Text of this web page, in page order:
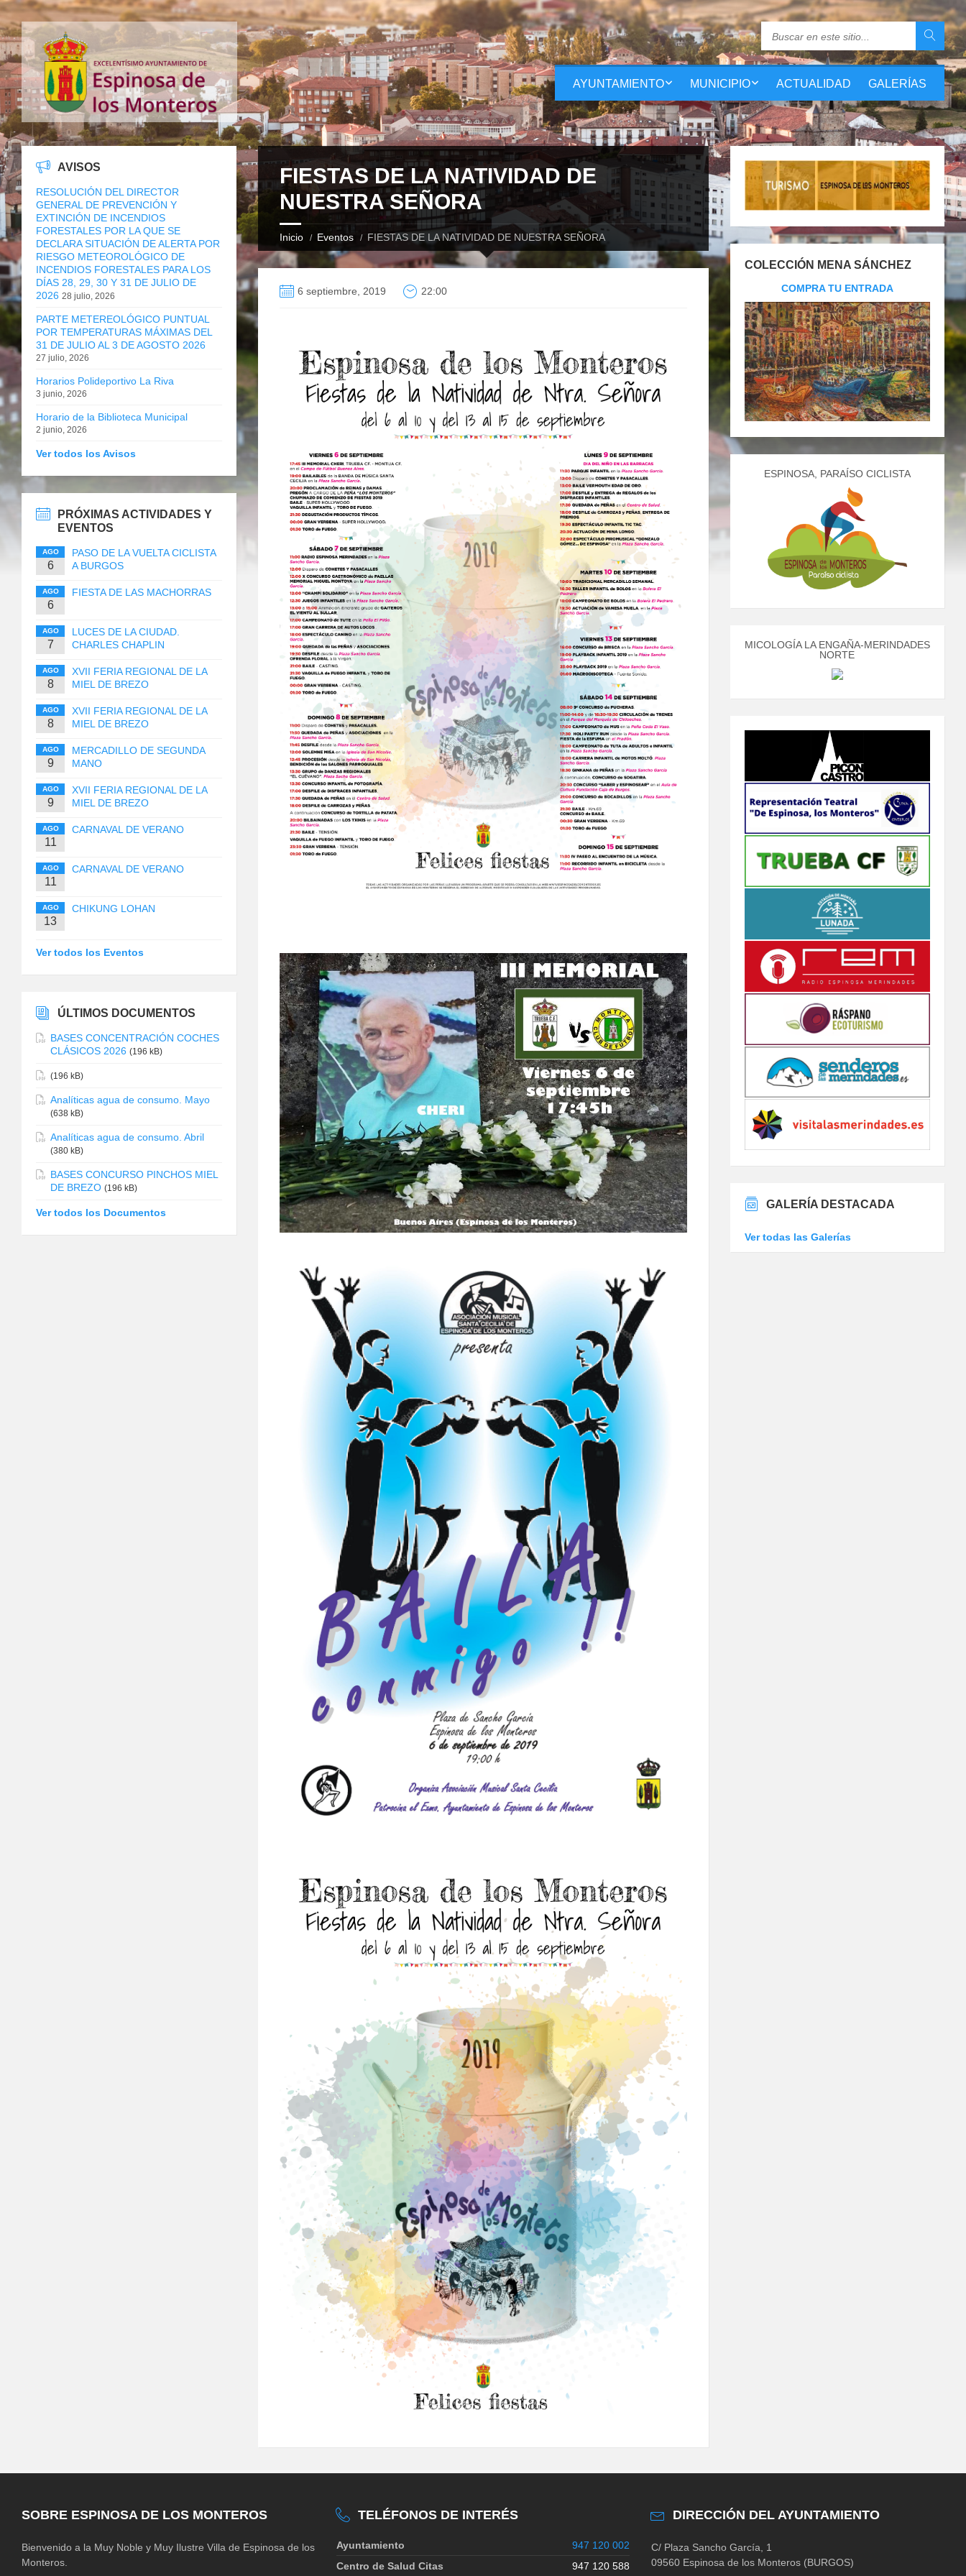
AYUNTAMIENTO MUNICIPIO ACTUALIDAD GALERÍAS
FIESTAS DE LA NATIVIDAD DE
NUESTRA SEÑORA
Inicio Eventos FIESTAS DE LA NATIVIDAD DE NUESTRA SEÑORA
6 septiembre, 2019 22:00
AVISOS
RESOLUCIÓN DEL DIRECTOR
GENERAL DE PREVENCIÓN Y
EXTINCIÓN DE INCENDIOS
FORESTALES POR LA QUE SE
DECLARA SITUACIÓN DE ALERTA POR
RIESGO METEOROLÓGICO DE
INCENDIOS FORESTALES PARA LOS
DÍAS 28, 29, 30 Y 31 DE JULIO DE
2026 28 julio, 2026
PARTE METEREOLÓGICO PUNTUAL
POR TEMPERATURAS MÁXIMAS DEL
31 DE JULIO AL 3 DE AGOSTO 2026
27 julio, 2026
Horarios Polideportivo La Riva
3 junio, 2026
Horario de la Biblioteca Municipal
2 junio, 2026
Ver todos los Avisos
PRÓXIMAS ACTIVIDADES Y
EVENTOS
AGO
6
PASO DE LA VUELTA CICLISTA
A BURGOS
AGO
6
FIESTA DE LAS MACHORRAS
AGO
7
LUCES DE LA CIUDAD.
CHARLES CHAPLIN
AGO
8
XVII FERIA REGIONAL DE LA
MIEL DE BREZO
AGO
8
XVII FERIA REGIONAL DE LA
MIEL DE BREZO
AGO
9
MERCADILLO DE SEGUNDA
MANO
AGO
9
XVII FERIA REGIONAL DE LA
MIEL DE BREZO
AGO
11
CARNAVAL DE VERANO
AGO
11
CARNAVAL DE VERANO
AGO
13
CHIKUNG LOHAN
Ver todos los Eventos
ÚLTIMOS DOCUMENTOS
BASES CONCENTRACIÓN COCHES
CLÁSICOS 2026 (196 kB)
(196 kB)
Analíticas agua de consumo. Mayo
(638 kB)
Analíticas agua de consumo. Abril
(380 kB)
BASES CONCURSO PINCHOS MIEL
DE BREZO (196 kB)
Ver todos los Documentos
COLECCIÓN MENA SÁNCHEZ
COMPRA TU ENTRADA
ESPINOSA, PARAÍSO CICLISTA
MICOLOGÍA LA ENGAÑA-MERINDADES
NORTE
GALERÍA DESTACADA
Ver todas las Galerías
SOBRE ESPINOSA DE LOS MONTEROS
Bienvenido a la Muy Noble y Muy Ilustre Villa de Espinosa de los
Monteros.
TELÉFONOS DE INTERÉS
Ayuntamiento
947 120 002
Centro de Salud Citas
947 120 588
DIRECCIÓN DEL AYUNTAMIENTO
C/ Plaza Sancho García, 1
09560 Espinosa de los Monteros (BURGOS)